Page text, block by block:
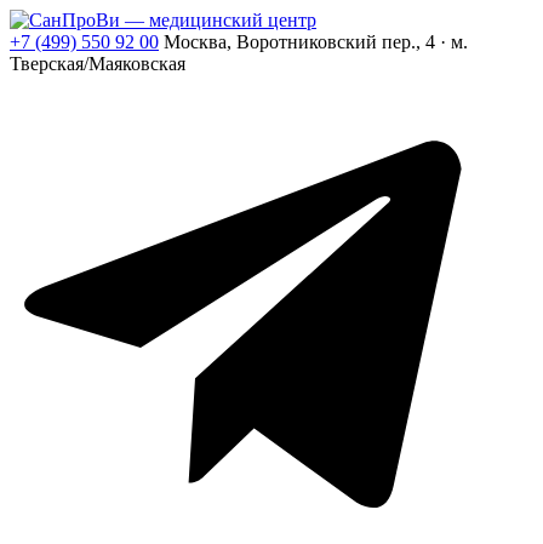
+7 (499) 550 92 00 Москва, Воротниковский пер., 4 · м.
Тверская/Маяковская